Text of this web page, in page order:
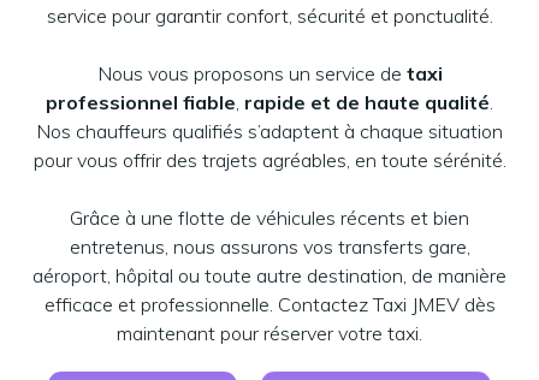
service pour garantir confort, sécurité et ponctualité.
Nous vous proposons un service de taxi
professionnel fiable, rapide et de haute qualité.
Nos chauffeurs qualifiés s’adaptent à chaque situation
pour vous offrir des trajets agréables, en toute sérénité.
Grâce à une flotte de véhicules récents et bien
entretenus, nous assurons vos transferts gare,
aéroport, hôpital ou toute autre destination, de manière
efficace et professionnelle. Contactez Taxi JMEV dès
maintenant pour réserver votre taxi.